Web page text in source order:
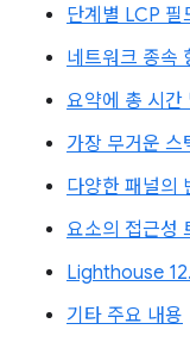
단계별 LCP 필
네트워크 종속
요약에 총 시간
가장 무거운 스
다양한 패널의
요소의 접근성
Lighthouse
기타 주요 내용